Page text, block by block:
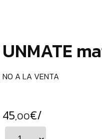
640271930
UNMATE
NO A LA VENTA
45,00€/